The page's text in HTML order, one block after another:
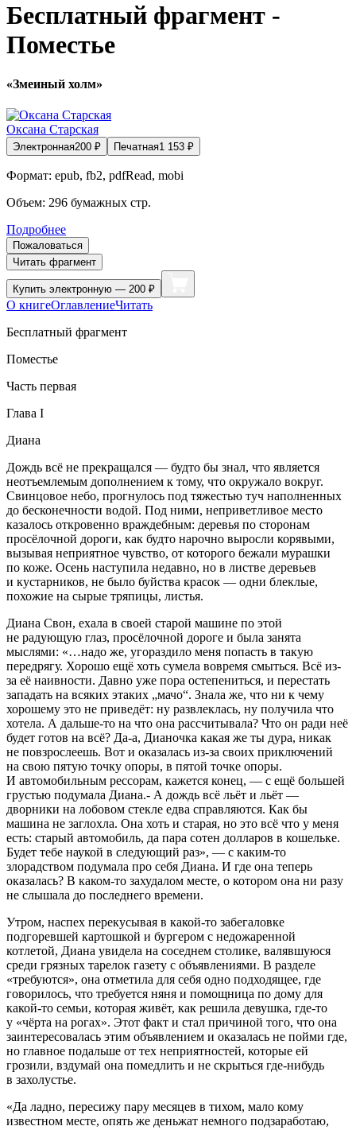
Бесплатный фрагмент -
Поместье
«Змеиный холм»
Оксана Старская
Электронная200 ₽ Печатная1 153 ₽
Формат: epub, fb2, pdfRead, mobi
Объем: 296 бумажных стр.
Подробнее
Пожаловаться
Читать фрагмент
Купить электронную — 200 ₽
О книгеОглавлениеЧитать
Бесплатный фрагмент
Поместье
Часть первая
Глава I
Диана
Дождь всё не прекращался — будто бы знал, что является
неотъемлемым дополнением к тому, что окружало вокруг.
Свинцовое небо, прогнулось под тяжестью туч наполненных
до бесконечности водой. Под ними, неприветливое место
казалось откровенно враждебным: деревья по сторонам
просёлочной дороги, как будто нарочно выросли корявыми,
вызывая неприятное чувство, от которого бежали мурашки
по коже. Осень наступила недавно, но в листве деревьев
и кустарников, не было буйства красок — одни блеклые,
похожие на сырые тряпицы, листья.
Диана Свон, ехала в своей старой машине по этой
не радующую глаз, просёлочной дороге и была занята
мыслями: «…надо же, угораздило меня попасть в такую
передрягу. Хорошо ещё хоть сумела вовремя смыться. Всё из-
за её наивности. Давно уже пора остепениться, и перестать
западать на всяких этаких „мачо“. Знала же, что ни к чему
хорошему это не приведёт: ну развлеклась, ну получила что
хотела. А дальше-то на что она рассчитывала? Что он ради неё
будет готов на всё? Да-а, Дианочка какая же ты дура, никак
не повзрослеешь. Вот и оказалась из-за своих приключений
на свою пятую точку опоры, в пятой точке опоры.
И автомобильным рессорам, кажется конец, — с ещё большей
грустью подумала Диана.- А дождь всё льёт и льёт —
дворники на лобовом стекле едва справляются. Как бы
машина не заглохла. Она хоть и старая, но это всё что у меня
есть: старый автомобиль, да пара сотен долларов в кошельке.
Будет тебе наукой в следующий раз», — с каким-то
злорадством подумала про себя Диана. И где она теперь
оказалась? В каком-то захудалом месте, о котором она ни разу
не слышала до последнего времени.
Утром, наспех перекусывая в какой-то забегаловке
подгоревшей картошкой и бургером с недожаренной
котлетой, Диана увидела на соседнем столике, валявшуюся
среди грязных тарелок газету с объявлениями. В разделе
«требуются», она отметила для себя одно подходящее, где
говорилось, что требуется няня и помощница по дому для
какой-то семьи, которая живёт, как решила девушка, где-то
у «чёрта на рогах». Этот факт и стал причиной того, что она
заинтересовалась этим объявлением и оказалась не пойми где,
но главное подальше от тех неприятностей, которые ей
грозили, вздумай она помедлить и не скрыться где-нибудь
в захолустье.
«Да ладно, пересижу пару месяцев в тихом, мало кому
известном месте, опять же деньжат немного подзаработаю,